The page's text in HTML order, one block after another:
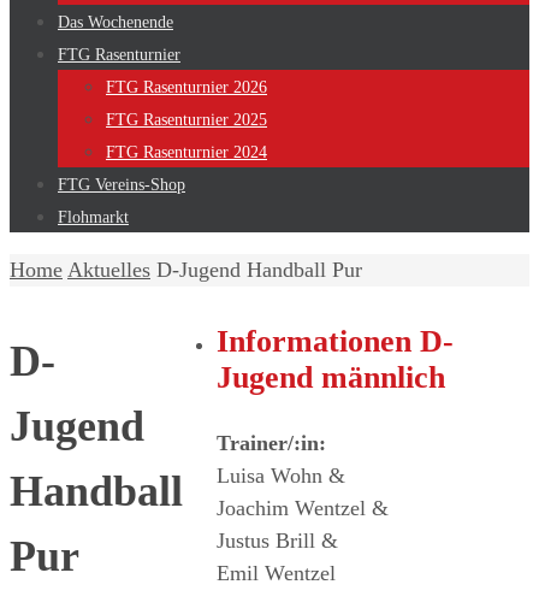
Das Wochenende
FTG Rasenturnier
FTG Rasenturnier 2026
FTG Rasenturnier 2025
FTG Rasenturnier 2024
FTG Vereins-Shop
Flohmarkt
Home Aktuelles D-Jugend Handball Pur
D-
Jugend
Handball
Pur
Informationen D-
Jugend männlich
Trainer/:in:
Luisa Wohn &
Joachim Wentzel &
Justus Brill &
Emil Wentzel